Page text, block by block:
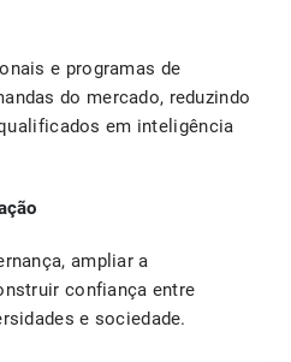
e programas de
do mercado, reduzindo
em inteligência
ampliar a
confiança entre
e sociedade.